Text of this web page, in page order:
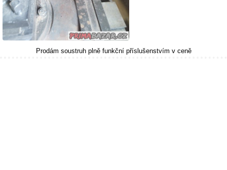
Prodám soustruh plně funkční příslušenstvím v ceně